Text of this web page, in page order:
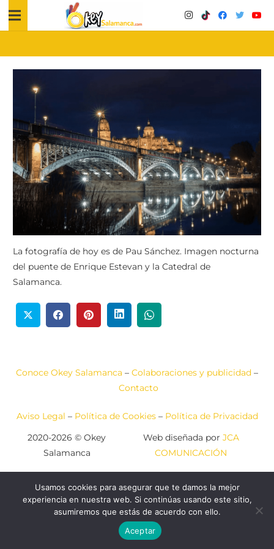
La fotografía de hoy es de Pau Sánchez. Imagen nocturna
del puente de Enrique Estevan y la Catedral de
Salamanca.
Conoce Okey Salamanca – Colaboraciones y publicidad –
Contacto
Aviso Legal – Política de Cookies– Política de Privacidad
2020-2026 © Okey
Salamanca
Web diseñada por JCA
COMUNICACIÓN
Usamos cookies para asegurar que te damos la mejor
experiencia en nuestra web. Si continúas usando este sitio,
asumiremos que estás de acuerdo con ello.
Aceptar